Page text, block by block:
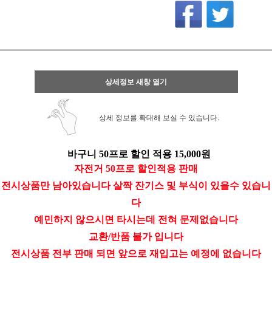
상세정보 새창 열기
상세 정보를 확대해 보실 수 있습니다.
바구니 50프로 할인 적용 15,000원
자전거 50프로 할인적용 판매
전시상품만 남아있습니다 살짝 잔기스 및 부식이 있을수 있습니
다
예민하지 않으시면 타시는데 전혀 문제없습니다
교환/반품 불가 입니다
전시상품 전부 판매 되면 앞으로 재입고는 예정에 없습니다